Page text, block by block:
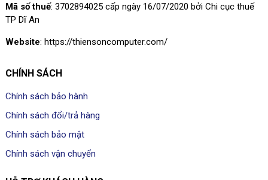
Mã số thuế: 3702894025 cấp ngày 16/07/2020 bởi Chi cục thuế
TP Dĩ An
Website: https://thiensoncomputer.com/
CHÍNH SÁCH
Chính sách bảo hành
Chính sách đổi/trả hàng
Chính sách bảo mật
Chính sách vận chuyển